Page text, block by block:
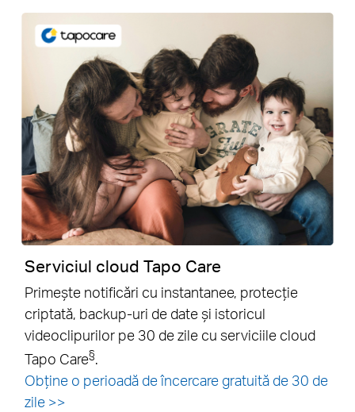
Serviciul cloud Tapo Care
Primește notificări cu instantanee, protecție
criptată, backup-uri de date și istoricul
videoclipurilor pe 30 de zile cu serviciile cloud
Tapo Care§.
Obține o perioadă de încercare gratuită de 30 de
zile >>